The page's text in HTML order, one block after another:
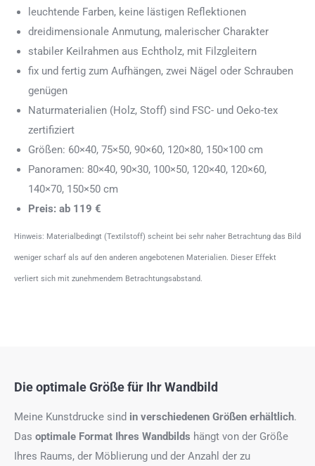
leuchtende Farben, keine lästigen Reflektionen
dreidimensionale Anmutung, malerischer Charakter
stabiler Keilrahmen aus Echtholz, mit Filzgleitern
fix und fertig zum Aufhängen, zwei Nägel oder Schrauben
genügen
Naturmaterialien (Holz, Stoff) sind FSC- und Oeko-tex
zertifiziert
Größen: 60×40, 75×50, 90×60, 120×80, 150×100 cm
Panoramen: 80×40, 90×30, 100×50, 120×40, 120×60,
140×70, 150×50 cm
Preis: ab 119 €
Hinweis: Materialbedingt (Textilstoff) scheint bei sehr naher Betrachtung das Bild
weniger scharf als auf den anderen angebotenen Materialien. Dieser Effekt
verliert sich mit zunehmendem Betrachtungsabstand.
Die optimale Größe für Ihr Wandbild
Meine Kunstdrucke sind in verschiedenen Größen erhältlich.
Das optimale Format Ihres Wandbilds hängt von der Größe
Ihres Raums, der Möblierung und der Anzahl der zu